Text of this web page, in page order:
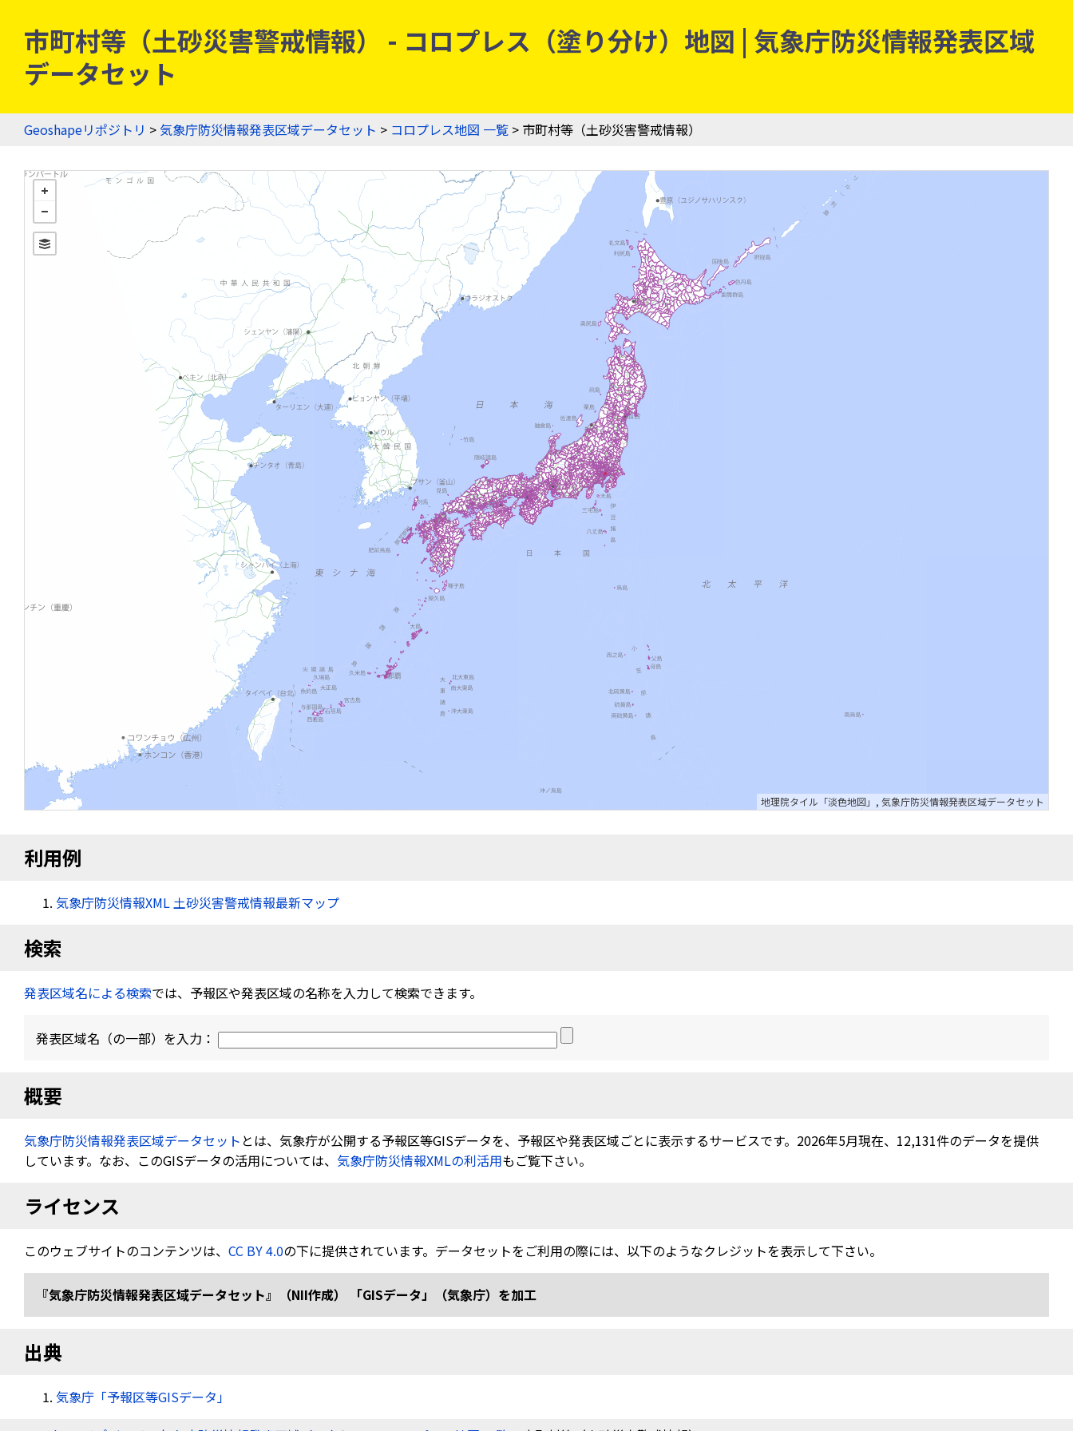
市町村等（土砂災害警戒情報） - コロプレス（塗り分け）地図 | 気象庁防災情報発表区域
データセット
Geoshapeリポジトリ >気象庁防災情報発表区域データセット > コロプレス地図 一覧 > 市町村等（土砂災害警戒情報）
地理院タイル「淡色地図」 , 気象庁防災情報発表区域データセット
利用例
気象庁防災情報XML 土砂災害警戒情報最新マップ
検索
発表区域名による検索では、予報区や発表区域の名称を入力して検索できます。
発表区域名（の一部）を入力：
概要
気象庁防災情報発表区域データセット とは、気象疔が公開する予報区等GISデータを、予報区や発表区域ごとに表示するサービスです。2026年5月現在、12,131件のデータを提供
しています。なお、このGISデータの活用については、 気象庁防災情報XMLの利活用もご覧下さい。
ライセンス
このウェブサイトのコンテンツは、 CC BY 4.0の下に提供されています。データセットをご利用の際には、以下のようなクレジットを表示して下さい。
『気象庁防災情報発表区域データセット』（NII作成） 「GISデータ」（気象庁）を加工
出典
気象庁「予報区等GISデータ」